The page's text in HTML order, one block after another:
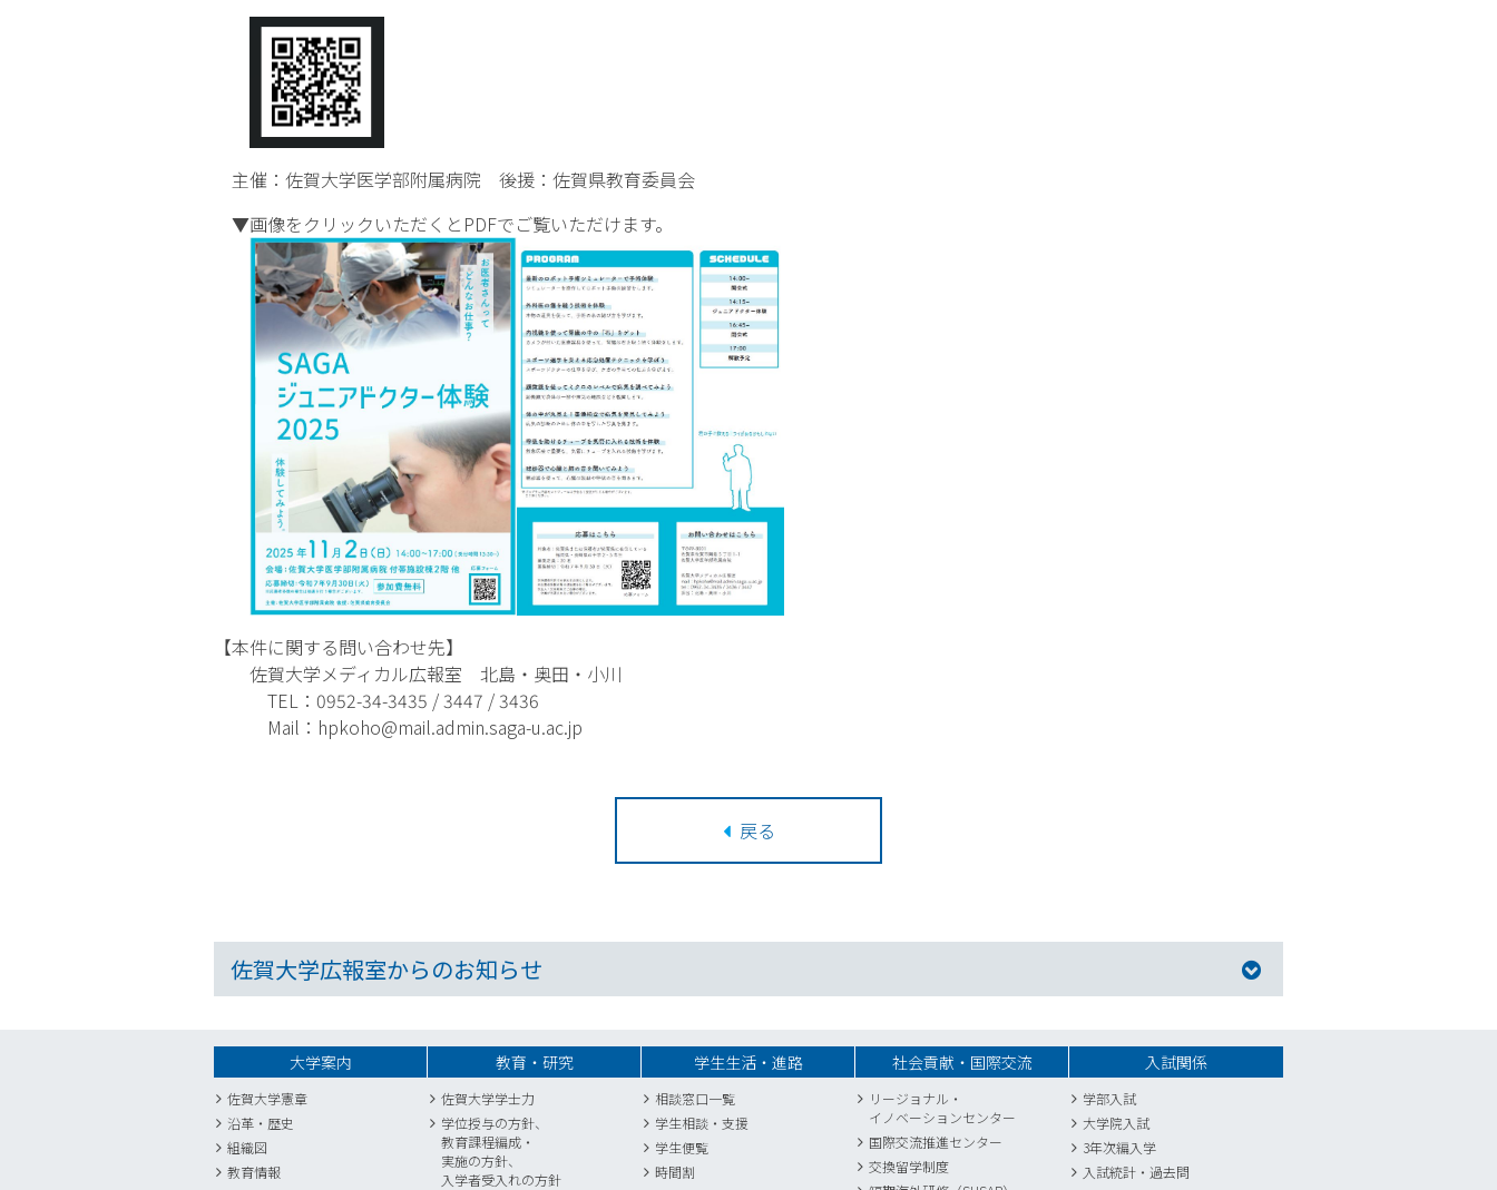
主催：佐賀大学医学部附属病院 後援：佐賀県教育委員会
▼画像をクリックいただくとPDFでご覧いただけます。
【本件に関する問い合わせ先】
佐賀大学メディカル広報室 北島・奥田・小川
TEL：0952-34-3435 / 3447 / 3436
Mail：hpkoho@mail.admin.saga-u.ac.jp
戻る
佐賀大学広報室からのお知らせ
大学案内
佐賀大学憲章
沿革・歴史
組織図
教育情報
教育・研究
佐賀大学学士力
学位授与の方針、
教育課程編成・
実施の方針、
入学者受入れの方針
学生生活・進路
相談窓口一覧
学生相談・支援
学生便覧
時間割
社会貢献・国際交流
リージョナル・
イノベーションセンター
国際交流推進センター
交換留学制度
入試関係
学部入試
大学院入試
3年次編入学
入試統計 ・ 過去問